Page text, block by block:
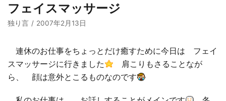
□ 河竹会について
□ よくあるご質問
□ 小学部
□ 高校部
実 績
□ 2019年合格体験記
フェイスマッサージ
独り言 2007年2月13日
連休のお仕事をちょっとだけ癒すために今日は フェイ
スマッサージに行きました
肩こりもさることなが
ら、 顔は意外とこるものなのです